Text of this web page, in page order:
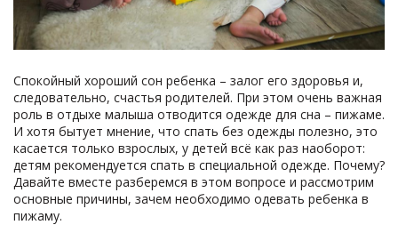
Спокойный хороший сон ребенка – залог его здоровья и,
следовательно, счастья родителей. При этом очень важная
роль в отдыхе малыша отводится одежде для сна – пижаме.
И хотя бытует мнение, что спать без одежды полезно, это
касается только взрослых, у детей всё как раз наоборот:
детям рекомендуется спать в специальной одежде. Почему?
Давайте вместе разберемся в этом вопросе и рассмотрим
основные причины, зачем необходимо одевать ребенка в
пижаму.